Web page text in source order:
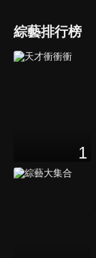
綜藝排行榜
1